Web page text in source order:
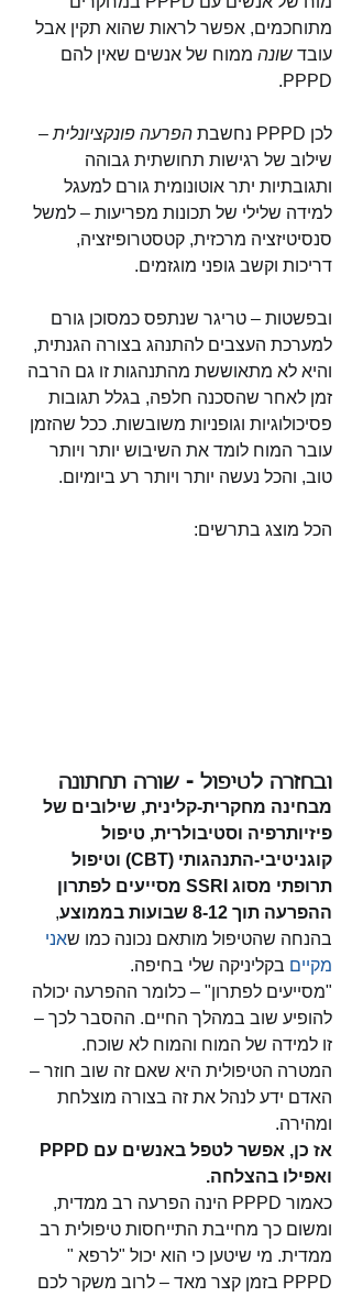
מתוחכמים, אפשר לראות שהוא תקין אבל
עובד שונה ממוח של אנשים שאין להם
PPPD.
לכן PPPD נחשבת הפרעה פונקציונלית –
שילוב של רגישות תחושתית גבוהה
ותגובתיות יתר אוטונומית גורם למעגל
למידה שלילי של תכונות מפריעות – למשל
סנסיטיזציה מרכזית, קטסטרופיזציה,
דריכות וקשב גופני מוגזמים.
ובפשטות – טריגר שנתפס כמסוכן גורם
למערכת העצבים להתנהג בצורה הגנתית,
והיא לא מתאוששת מהתנהגות זו גם הרבה
זמן לאחר שהסכנה חלפה, בגלל תגובות
פסיכולוגיות וגופניות משובשות. ככל שהזמן
עובר המוח לומד את השיבוש יותר ויותר
טוב, והכל נעשה יותר ויותר רע ביומיום.
הכל מוצג בתרשים:
ובחזרה לטיפול - שורה תחתונה
מבחינה מחקרית-קלינית, שילובים של
פיזיותרפיה וסטיבולרית, טיפול
קוגניטיבי-התנהגותי (CBT) וטיפול
תרופתי מסוג SSRI מסייעים לפתרון
ההפרעה תוך 8-12 שבועות בממוצע
,
בהנחה שהטיפול מותאם נכונה כמו שאני
מקיים בקליניקה שלי בחיפה.
"מסייעים לפתרון" – כלומר ההפרעה יכולה
להופיע שוב במהלך החיים. ההסבר לכך –
זו למידה של המוח והמוח לא שוכח.
המטרה הטיפולית היא שאם זה שוב חוזר –
האדם ידע לנהל את זה בצורה מוצלחת
ומהירה.
ואפילו בהצלחה.
כאמור PPPD הינה הפרעה רב ממדית,
ומשום כך מחייבת התייחסות טיפולית רב
ממדית. מי שיטען כי הוא יכול "לרפא "
PPPD בזמן קצר מאד – לרוב משקר לכם